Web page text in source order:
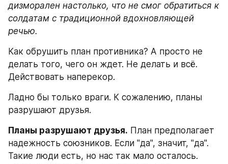
дизморален настолько, что не смог обратиться к
солдатам с традиционной вдохновляющей
речью.
Как обрушить план противника? А просто не
делать того, чего он ждет. Не делать и всё.
Действовать наперекор.
Ладно бы только враги. К сожалению, планы
разрушают друзья.
Планы разрушают друзья. План предполагает
надежность союзников. Если "да", значит, "да".
Такие люди есть, но нас так мало осталось.